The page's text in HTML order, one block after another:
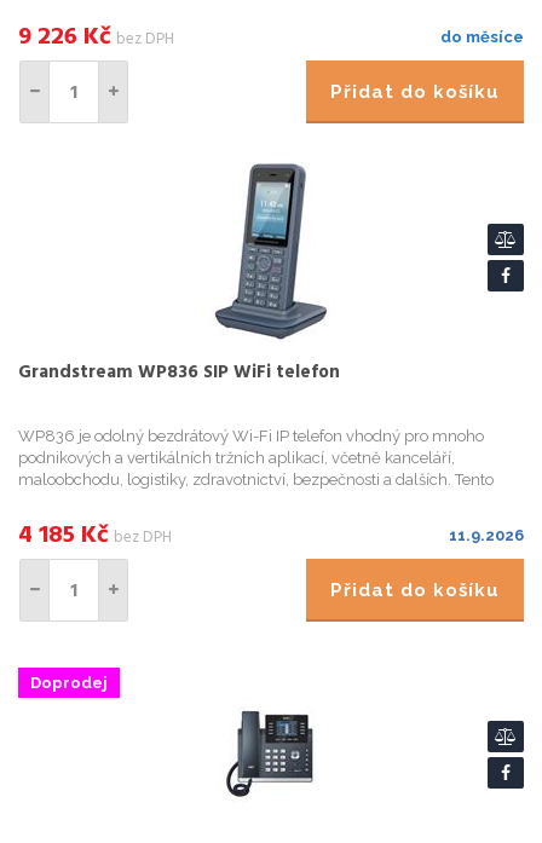
do měsíce
9 226 Kč bez DPH
Přidat do košíku
Grandstream WP836 SIP WiFi telefon
WP836 je odolný bezdrátový Wi-Fi IP telefon vhodný pro mnoho
podnikových a vertikálních tržních aplikací, včetně kanceláří,
maloobchodu, logistiky, zdravotnictví, bezpečnosti a dalších. Tento
11.9.2026
4 185 Kč bez DPH
Přidat do košíku
Doprodej